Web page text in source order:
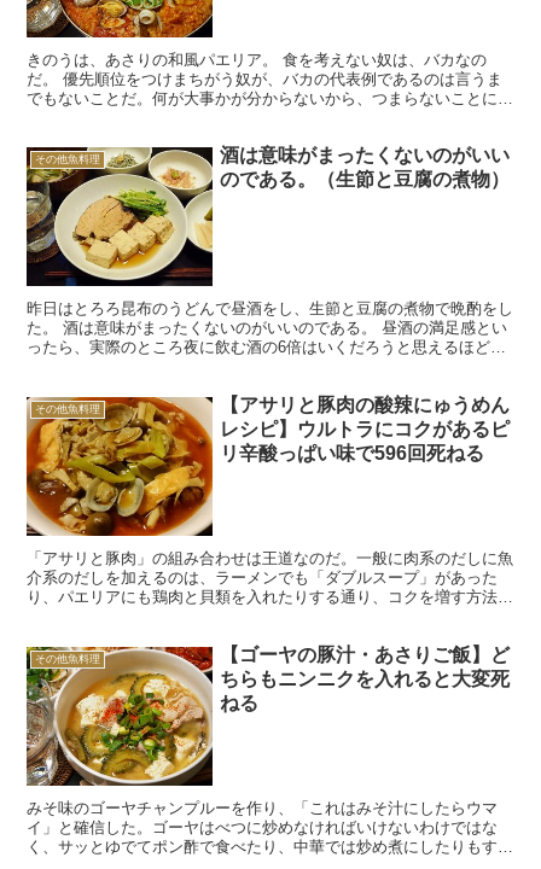
きのうは、あさりの和風パエリア。 食を考えない奴は、バカなの
だ。 優先順位をつけまちがう奴が、バカの代表例であるのは言うま
でもないことだ。何が大事かが分からないから、つまらないことに拘
その他魚料理
酒は意味がまったくないのがいい
のである。（生節と豆腐の煮物）
昨日はとろろ昆布のうどんで昼酒をし、生節と豆腐の煮物で晩酌をし
た。 酒は意味がまったくないのがいいのである。 昼酒の満足感とい
ったら、実際のところ夜に飲む酒の6倍はいくだろうと思えるほど
その他魚料理
【アサリと豚肉の酸辣にゅうめん
レシピ】ウルトラにコクがあるピ
リ辛酸っぱい味で596回死ねる
「アサリと豚肉」の組み合わせは王道なのだ。一般に肉系のだしに魚
介系のだしを加えるのは、ラーメンでも「ダブルスープ」があった
り、パエリアにも鶏肉と貝類を入れたりする通り、コクを増す方法と
その他魚料理
【ゴーヤの豚汁・あさりご飯】ど
ちらもニンニクを入れると大変死
ねる
みそ味のゴーヤチャンプルーを作り、「これはみそ汁にしたらウマ
イ」と確信した。ゴーヤはべつに炒めなければいけないわけではな
く、サッとゆでてポン酢で食べたり、中華では炒め煮にしたりもす